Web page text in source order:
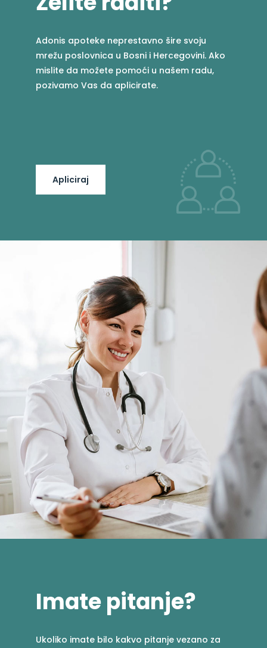
Adonis apoteke neprestavno šire svoju
mrežu poslovnica u Bosni i Hercegovini. Ako
mislite da možete pomoći u našem radu,
pozivamo Vas da aplicirate.
Apliciraj
Imate pitanje?
Ukoliko imate bilo kakvo pitanje vezano za